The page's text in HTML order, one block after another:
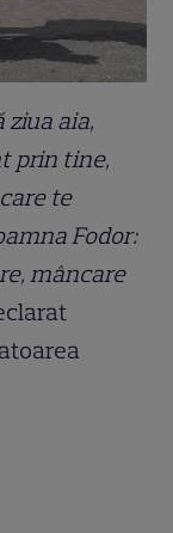
aia,
prin tine,
te
Fodor:
mâncare